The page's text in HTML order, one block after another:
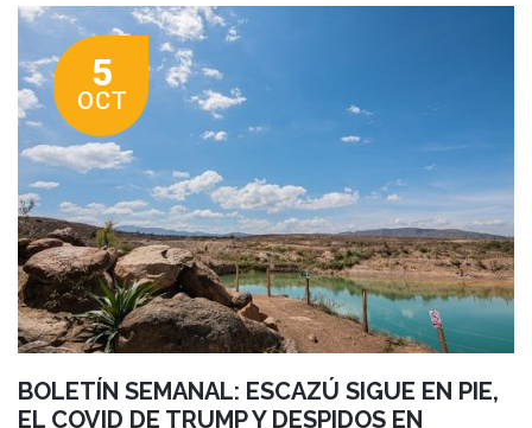
5
OCT
BOLETÍN SEMANAL: ESCAZÚ SIGUE EN PIE,
EL COVID DE TRUMP Y DESPIDOS EN